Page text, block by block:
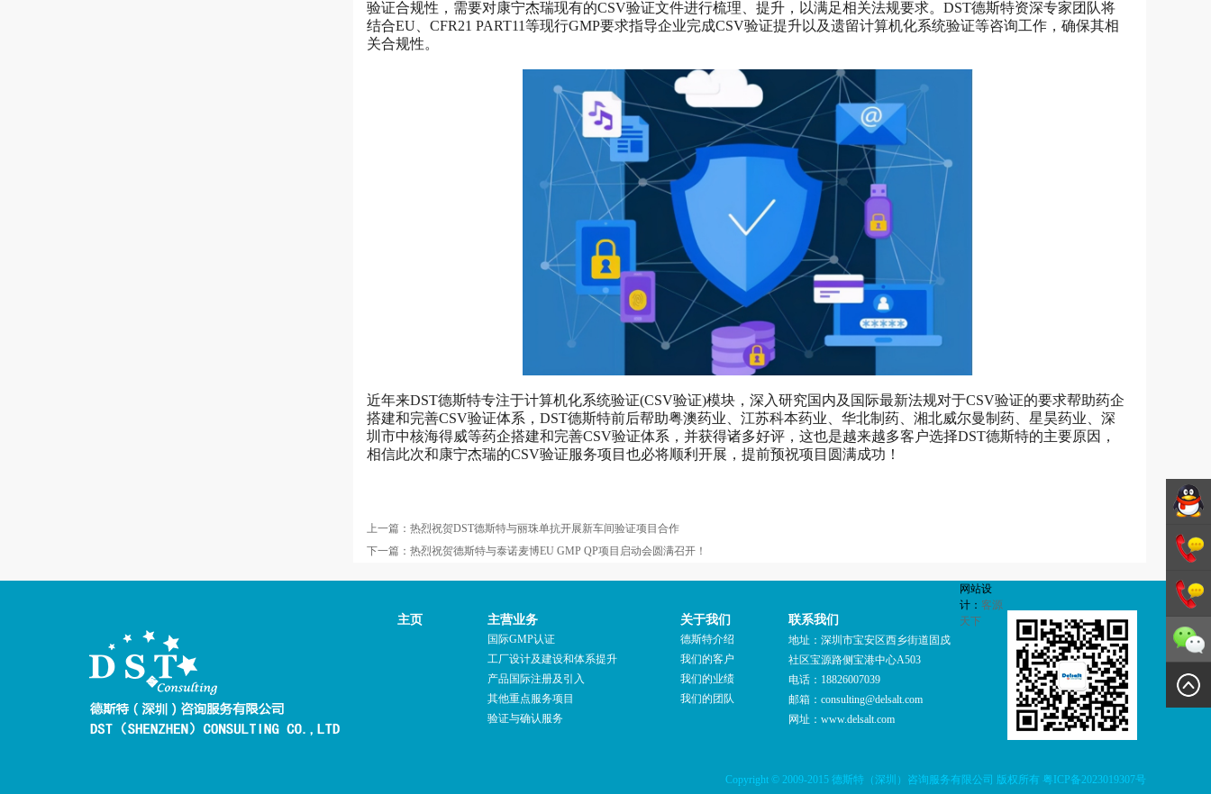
验证合规性，需要对康宁杰瑞现有的CSV验证文件进行梳理、提升，以满足相关法规要求。DST德斯特资深专家团队将
结合EU、CFR21 PART11等现行GMP要求指导企业完成CSV验证提升以及遗留计算机化系统验证等咨询工作，确保其相
关合规性。
近年来DST德斯特专注于计算机化系统验证(CSV验证)模块，深入研究国内及国际最新法规对于CSV验证的要求帮助药企
搭建和完善CSV验证体系，DST德斯特前后帮助粤澳药业、江苏科本药业、华北制药、湘北威尔曼制药、星昊药业、深
圳市中核海得威等药企搭建和完善CSV验证体系，并获得诸多好评，这也是越来越多客户选择DST德斯特的主要原因，
相信此次和康宁杰瑞的CSV验证服务项目也必将顺利开展，提前预祝项目圆满成功！
上一篇： 热烈祝贺DST德斯特与丽珠单抗开展新车间验证项目合作
下一篇： 热烈祝贺德斯特与泰诺麦博EU GMP QP项目启动会圆满召开！
主页 主营业务
国际GMP认证
工厂设计及建设和体系提升
产品国际注册及引入
其他重点服务项目
验证与确认服务
关于我们
德斯特介绍
我们的客户
我们的业绩
我们的团队
联系我们
地址：深圳市宝安区西乡街道固戍
社区宝源路侧宝港中心A503
电话：18826007039
邮箱： consulting@delsalt.com
网址： www.delsalt.com
Copyright © 2009-2015 德斯特（深圳）咨询服务有限公司 版权所有 粤ICP备2023019307号
网站设
计： 客源
天下
德斯特
GMP咨
询